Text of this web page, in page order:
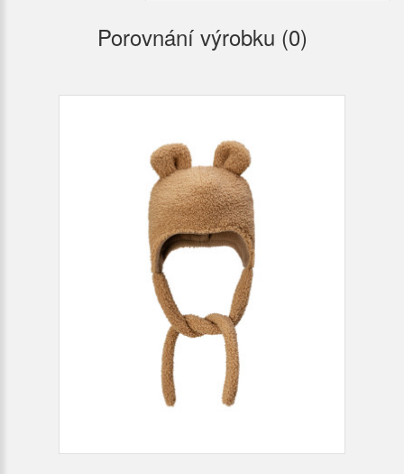
Porovnání výrobku (0)